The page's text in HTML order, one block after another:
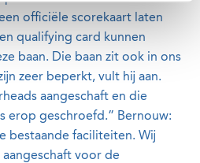
officiële scorekaart laten
qualifying card kunnen
baan. Die baan zit ook in ons
zeer beperkt, vult hij aan.
aangeschaft en die
erop geschroefd.” Bernouw:
bestaande faciliteiten. Wij
voor de